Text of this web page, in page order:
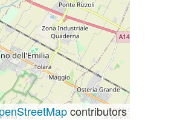
contributors